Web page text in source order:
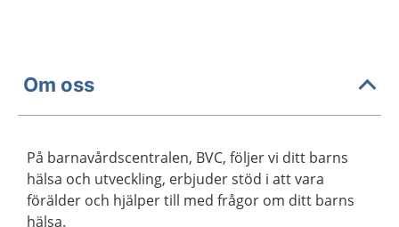
Om oss
På barnavårdscentralen, BVC, följer vi ditt barns
hälsa och utveckling, erbjuder stöd i att vara
förälder och hjälper till med frågor om ditt barns
hälsa.